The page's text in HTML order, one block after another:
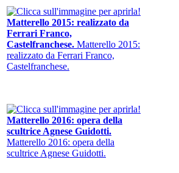
Matterello 2015: realizzato da
Ferrari Franco,
Castelfranchese. Matterello 2015:
realizzato da Ferrari Franco,
Castelfranchese.
Matterello 2016: opera della
scultrice Agnese Guidotti.
Matterello 2016: opera della
scultrice Agnese Guidotti.